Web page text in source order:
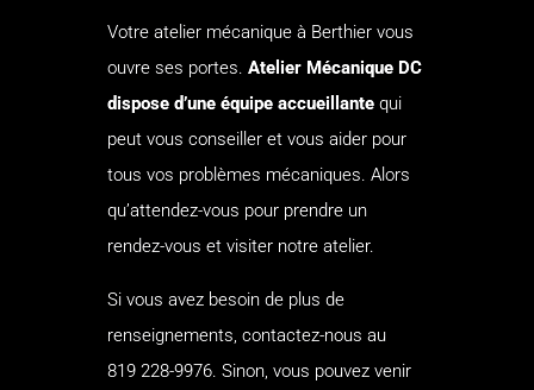
Votre atelier mécanique à Berthier vous
ouvre ses portes. Atelier Mécanique DC
dispose d’une équipe accueillantequi
peut vous conseiller et vous aider pour
tous vos problèmes mécaniques. Alors
qu’attendez-vous pour prendre un
rendez-vous et visiter notre atelier.
Si vous avez besoin de plus de
renseignements, contactez-nous au
819 228-9976. Sinon, vous pouvez venir